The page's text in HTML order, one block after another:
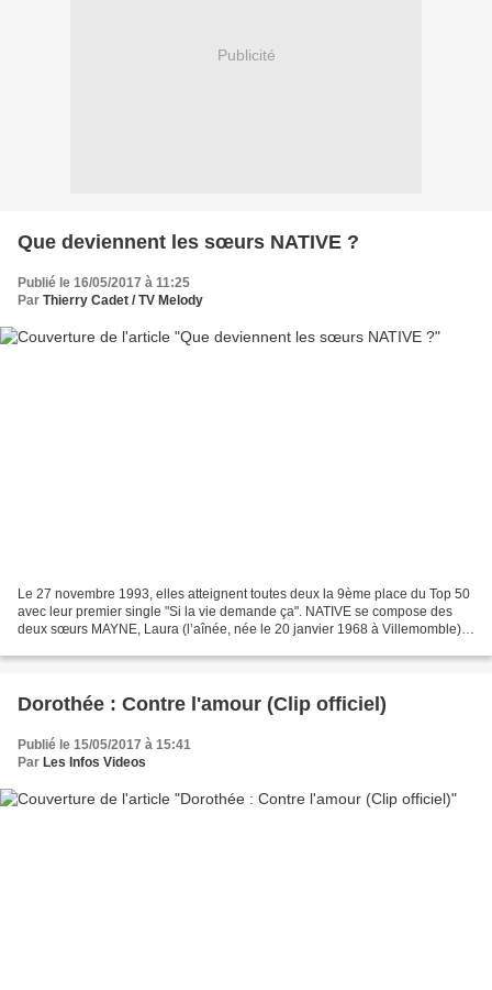
Publicité
Que deviennent les sœurs NATIVE ?
Publié le 16/05/2017 à 11:25
Par Thierry Cadet / TV Melody
Le 27 novembre 1993, elles atteignent toutes deux la 9ème place du Top 50
avec leur premier single "Si la vie demande ça". NATIVE se compose des
deux sœurs MAYNE, Laura (l’aînée, née le 20 janvier 1968 à Villemomble)
Dorothée : Contre l'amour (Clip officiel)
Publié le 15/05/2017 à 15:41
Par Les Infos Videos